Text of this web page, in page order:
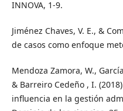
INNOVA, 1-9.
Jiménez Chaves, V. E., &
de casos como enfoque
Mendoza Zamora, W.,
& Barreiro Cedeño , I.
influencia en la gestión